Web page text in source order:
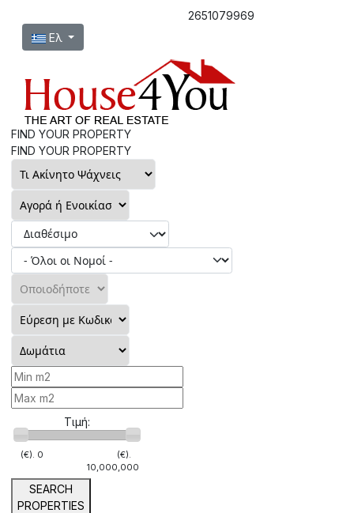
2651079969
Επιλέξτε τη γλώσσα σας
Ελ
FIND YOUR PROPERTY
FIND YOUR PROPERTY
Τιμή:
(€). 0
(€).
10,000,000
SEARCH
PROPERTIES